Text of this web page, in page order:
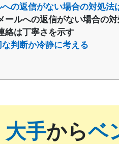
の返信がない場合の対処法
ールへの返信がない場合の
絡は丁寧さを示す
判断か冷静に考える
大手からベ